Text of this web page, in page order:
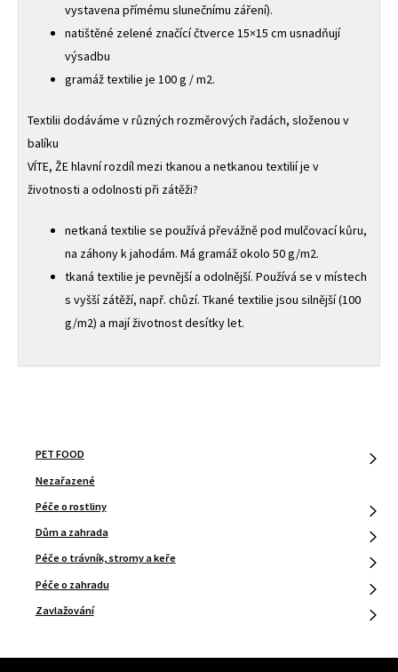
vystavena přímému slunečnímu záření).
natištěné zelené značící čtverce 15×15 cm usnadňují
výsadbu
gramáž textilie je 100 g / m2.
Textilii dodáváme v různých rozměrových řadách, složenou v
balíku
VÍTE, ŽE hlavní rozdíl mezi tkanou a netkanou textilií je v
životnosti a odolnosti při zátěži?
netkaná textilie se používá převážně pod mulčovací kůru,
na záhony k jahodám. Má gramáž okolo 50 g/m2.
tkaná textilie je pevnější a odolnější. Používá se v místech
s vyšší zátěží, např. chůzí. Tkané textilie jsou silnější (100
g/m2) a mají životnost desítky let.
PET FOOD
Nezařazené
Péče o rostliny
Dům a zahrada
Péče o trávník, stromy a keře
Péče o zahradu
Zavlažování